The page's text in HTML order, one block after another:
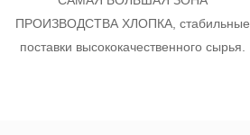
ПРОИЗВОДСТВА ХЛОПКА, стабильные
поставки высококачественного сырья.